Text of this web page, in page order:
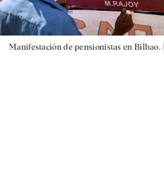
Manifestación de pensionistas en Bilbao. |